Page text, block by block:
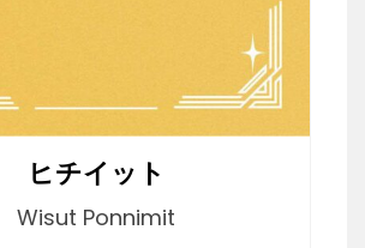
ヒチイット
Wisut Ponnimit